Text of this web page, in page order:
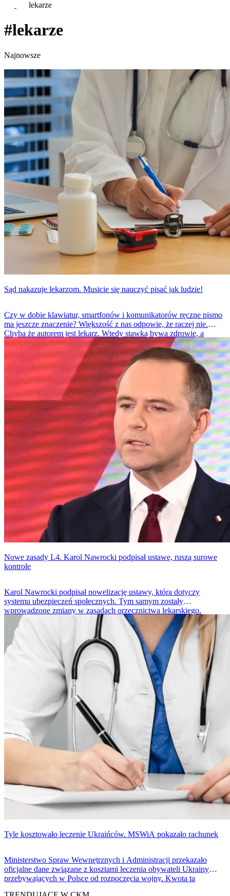
lekarze
#lekarze
Najnowsze
Sąd nakazuje lekarzom. Musicie się nauczyć pisać jak ludzie!
Czy w dobie klawiatur, smartfonów i komunikatorów ręczne pismo
ma jeszcze znaczenie? Większość z nas odpowie, że raczej nie.
Chyba że autorem jest lekarz. Wtedy stawką bywa zdrowie, a
czasem nawet życie pacjenta.
Nowe zasady L4. Karol Nawrocki podpisał ustawę, ruszą surowe
kontrole
Karol Nawrocki podpisał nowelizację ustawy, która dotyczy
systemu ubezpieczeń społecznych. Tym samym zostały
wprowadzone zmiany w zasadach orzecznictwa lekarskiego.
Doprecyzowano, kiedy możliwa jest utrata zasiłku chorobowego.
Tyle kosztowało leczenie Ukraińców. MSWiA pokazało rachunek
Ministerstwo Spraw Wewnętrznych i Administracji przekazało
oficjalne dane związane z kosztami leczenia obywateli Ukrainy
przebywających w Polsce od rozpoczęcia wojny. Kwota ta